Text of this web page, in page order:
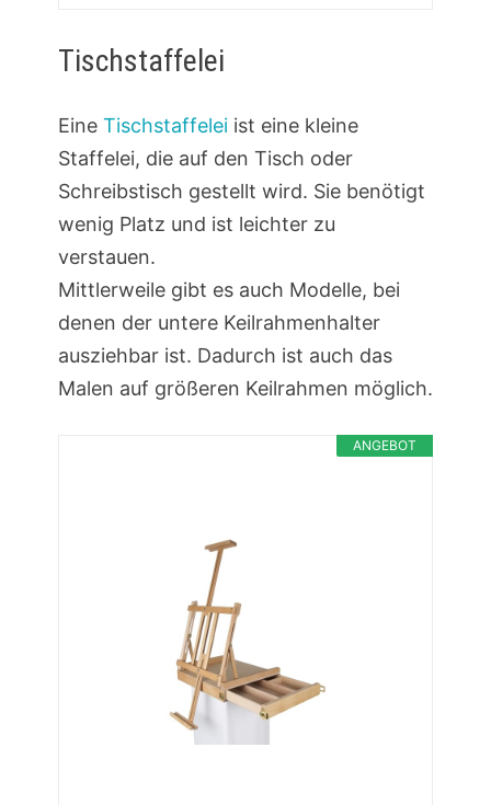
Tischstaffelei
Eine Tischstaffeleiist eine kleine
Staffelei, die auf den Tisch oder
Schreibstisch gestellt wird. Sie benötigt
wenig Platz und ist leichter zu
verstauen.
Mittlerweile gibt es auch Modelle, bei
denen der untere Keilrahmenhalter
ausziehbar ist. Dadurch ist auch das
Malen auf größeren Keilrahmen möglich.
ANGEBOT